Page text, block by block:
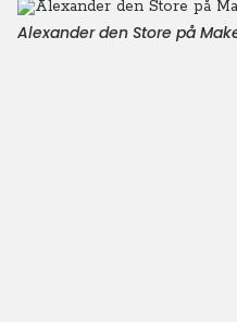
Alexander den Store på